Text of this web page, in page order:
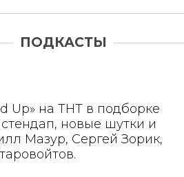
ПОДКАСТЫ
Up» на ТНТ в подборке
новые шутки и
Мазур, Сергей Зорик,